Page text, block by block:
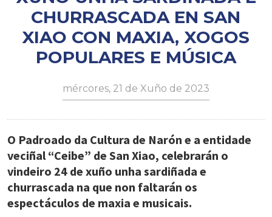
CHURRASCADA EN SAN
XIAO CON MAXIA, XOGOS
POPULARES E MÚSICA
mércores, 21 de Xuño de 2023
O Padroado da Cultura de Narón e a entidade
veciñal “Ceibe” de San Xiao, celebrarán o
vindeiro 24 de xuño unha sardiñada e
churrascada na que non faltarán os
espectáculos de maxia e musicais.